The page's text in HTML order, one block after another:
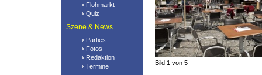
Flohmarkt
Quiz
Szene & News
Parties
Fotos
Redaktion
Termine
Bild 1 von 5